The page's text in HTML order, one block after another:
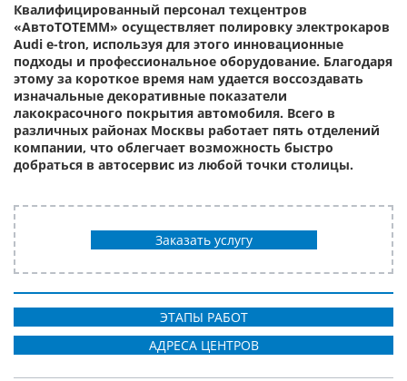
Квалифицированный персонал техцентров
«АвтоТОТЕММ» осуществляет полировку электрокаров
Audi e-tron, используя для этого инновационные
подходы и профессиональное оборудование. Благодаря
этому за короткое время нам удается воссоздавать
изначальные декоративные показатели
лакокрасочного покрытия автомобиля. Всего в
различных районах Москвы работает пять отделений
компании, что облегчает возможность быстро
добраться в автосервис из любой точки столицы.
Заказать услугу
ЭТАПЫ РАБОТ
АДРЕСА ЦЕНТРОВ